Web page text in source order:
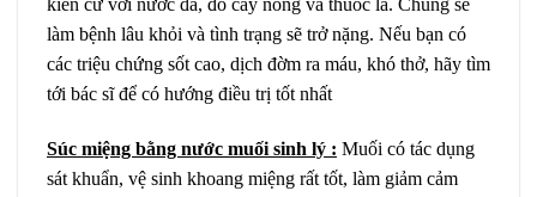
kiên cử với nước đá, đồ cay nóng và thuốc lá. Chúng sẽ
làm bệnh lâu khỏi và tình trạng sẽ trở nặng. Nếu bạn có
các triệu chứng sốt cao, dịch đờm ra máu, khó thở, hãy tìm
tới bác sĩ để có hướng điều trị tốt nhất
Súc miệng bằng nước muối sinh lý : Muối có tác dụng
sát khuẩn, vệ sinh khoang miệng rất tốt, làm giảm cảm